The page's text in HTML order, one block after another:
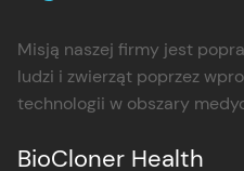
Misją naszej firmy jest
ludzi i zwierząt poprzez
technologii w obszary
BioCloner Health